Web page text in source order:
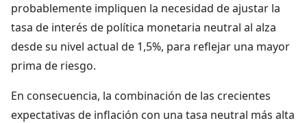
probablemente impliquen la necesidad de ajustar la
tasa de interés de política monetaria neutral al alza
desde su nivel actual de 1,5%, para reflejar una mayor
prima de riesgo.
En consecuencia, la combinación de las crecientes
expectativas de inflación con una tasa neutral más alta